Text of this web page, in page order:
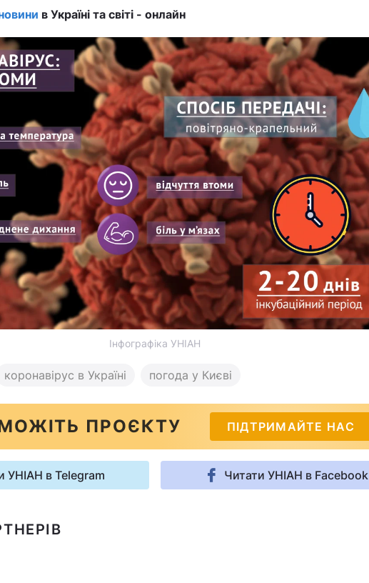
в Україні та світі - онлайн
Інфографіка УНІАН
коронавірус в Україні погода у Києві
ПРОЄКТУ ПІДТРИМАЙТЕ НАС
УНІАН в Telegram Читати УНІАН в Facebook